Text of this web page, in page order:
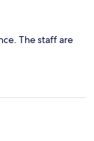
The staff are